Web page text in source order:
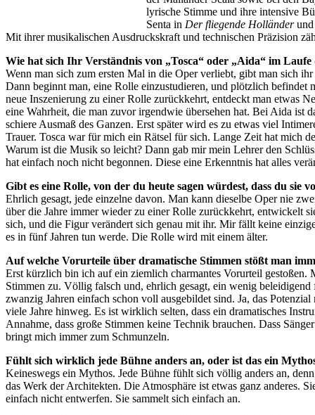
lyrische Stimme und ihre intensive
Senta in Der fliegende Holländerund
Mit ihrer musikalischen Ausdruckskraft und technischen Präzision
Wie hat sich Ihr Verständnis von „Tosca“ oder „Aida“ im
Wenn man sich zum ersten Mal in die Oper verliebt, gibt man sich
Dann beginnt man, eine Rolle einzustudieren, und plötzlich
neue Inszenierung zu einer Rolle zurückkehrt, entdeckt man etwas
eine Wahrheit, die man zuvor irgendwie übersehen hat. Bei Aida ist
schiere Ausmaß des Ganzen. Erst später wird es zu etwas viel
Trauer. Tosca war für mich ein Rätsel für sich. Lange Zeit hat mich
Warum ist die Musik so leicht? Dann gab mir mein Lehrer den
hat einfach noch nicht begonnen. Diese eine Erkenntnis hat alles
Gibt es eine Rolle, von der du heute sagen würdest, dass du
Ehrlich gesagt, jede einzelne davon. Man kann dieselbe Oper nie
über die Jahre immer wieder zu einer Rolle zurückkehrt, entwickelt
sich, und die Figur verändert sich genau mit ihr. Mir fällt keine
es in fünf Jahren tun werde. Die Rolle wird mit einem älter.
Auf welche Vorurteile über dramatische Stimmen stößt man
Erst kürzlich bin ich auf ein ziemlich charmantes Vorurteil gestoßen.
Stimmen zu. Völlig falsch und, ehrlich gesagt, ein wenig
zwanzig Jahren einfach schon voll ausgebildet sind. Ja, das
viele Jahre hinweg. Es ist wirklich selten, dass ein dramatisches
Annahme, dass große Stimmen keine Technik brauchen. Dass
bringt mich immer zum Schmunzeln.
Fühlt sich wirklich jede Bühne anders an, oder ist das ein
Keineswegs ein Mythos. Jede Bühne fühlt sich völlig anders an,
das Werk der Architekten. Die Atmosphäre ist etwas ganz anderes.
einfach nicht entwerfen. Sie sammelt sich einfach an.